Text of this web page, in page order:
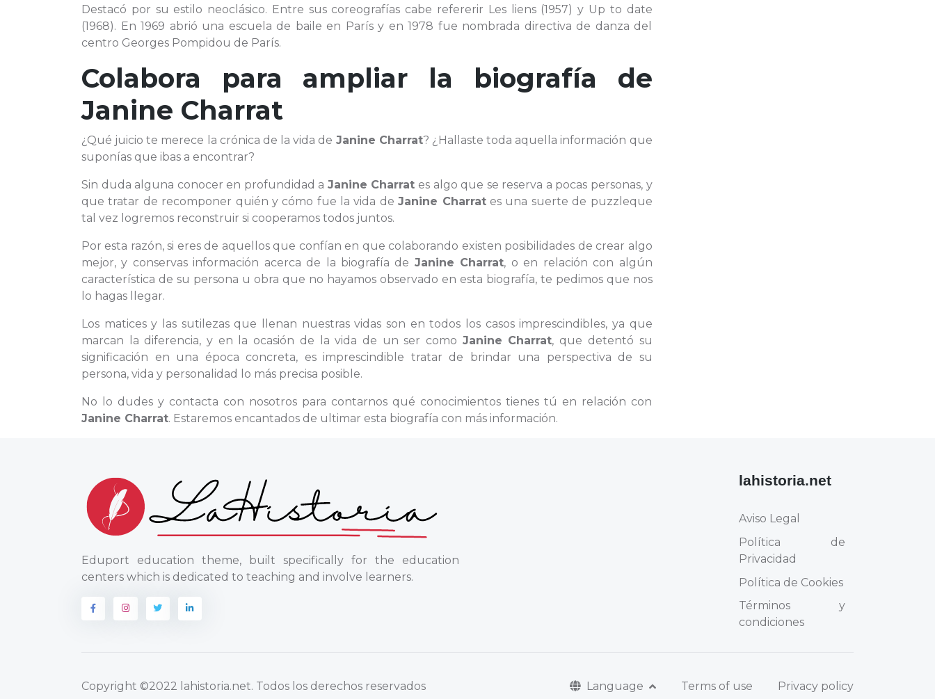
Destacó por su estilo neoclásico. Entre sus coreografías cabe refererir Les liens (1957) y Up to date
(1968). En 1969 abrió una escuela de baile en París y en 1978 fue nombrada directiva de danza del
centro Georges Pompidou de París.
Colabora para ampliar la biografía de
Janine Charrat
¿Qué juicio te merece la crónica de la vida de Janine Charrat? ¿Hallaste toda aquella información que
suponías que ibas a encontrar?
Sin duda alguna conocer en profundidad a Janine Charrat es algo que se reserva a pocas personas, y
que tratar de recomponer quién y cómo fue la vida deJanine Charrates una suerte de puzzleque
tal vez logremos reconstruir si cooperamos todos juntos.
Por esta razón, si eres de aquellos que confían en que colaborando existen posibilidades de crear algo
mejor, y conservas información acerca de la biografía de Janine Charrat, o en relación con algún
característica de su persona u obra que no hayamos observado en esta biografía, te pedimos que nos
lo hagas llegar.
Los matices y las sutilezas que llenan nuestras vidas son en todos los casos imprescindibles, ya que
marcan la diferencia, y en la ocasión de la vida de un ser como Janine Charrat, que detentó su
significación en una época concreta, es imprescindible tratar de brindar una perspectiva de su
persona, vida y personalidad lo más precisa posible.
No lo dudes y contacta con nosotros para contarnos qué conocimientos tienes tú en relación con
Janine Charrat. Estaremos encantados de ultimar esta biografía con más información.
Eduport education theme, built specifically for the education
centers which is dedicated to teaching and involve learners.
lahistoria.net
Aviso Legal
Política de
Privacidad
Política de Cookies
Términos y
condiciones
Copyright ©2022 lahistoria.net. Todos los derechos reservados Language Terms of use Privacy policy